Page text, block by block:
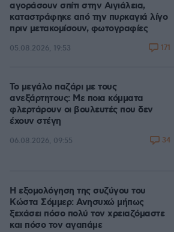
αγοράσουν σπίτι στην Αιγιάλεια,
καταστράφηκε από την πυρκαγιά λίγο
πριν μετακομίσουν, φωτογραφίες
05.08.2026, 19:53 171
Το μεγάλο παζάρι με τους
ανεξάρτητους: Με ποια κόμματα
φλερτάρουν οι βουλευτές που δεν
έχουν στέγη
06.08.2026, 09:55 34
Η εξομολόγηση της συζύγου του
Κώστα Σόμμερ: Ανησυχώ μήπως
ξεχάσει πόσο πολύ τον χρειαζόμαστε
και πόσο τον αγαπάμε